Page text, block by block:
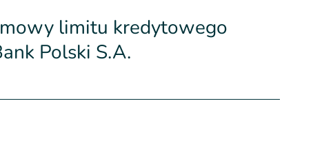
limitu kredytowego
Polski S.A.